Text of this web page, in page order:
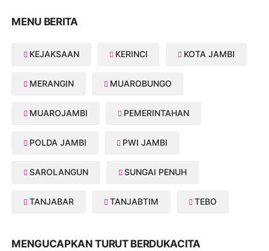
MENU BERITA
KEJAKSAAN KERINCI KOTA JAMBI
MERANGIN MUAROBUNGO
MUAROJAMBI PEMERINTAHAN
POLDA JAMBI PWI JAMBI
SAROLANGUN SUNGAI PENUH
TANJABAR TANJABTIM TEBO
MENGUCAPKAN TURUT BERDUKACITA